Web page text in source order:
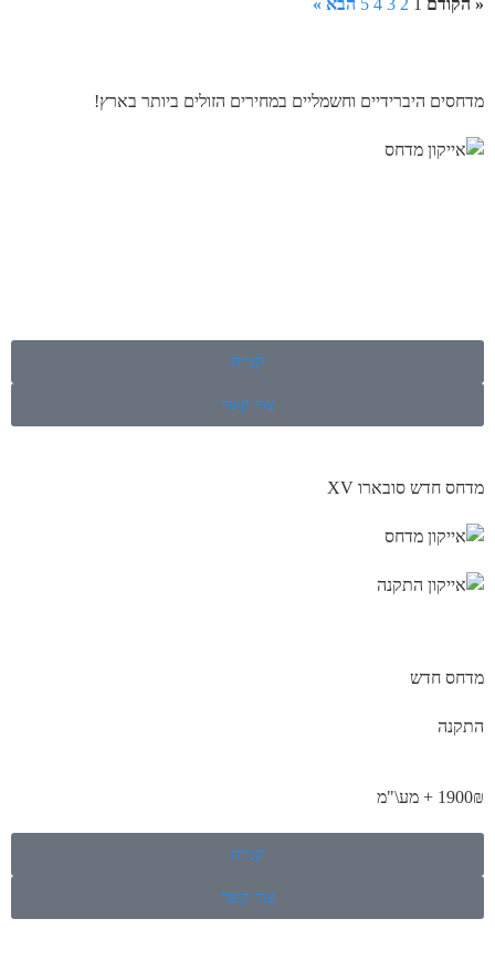
« הקודם 1
3
4
5 הבא »
מדחסים היברידיים וחשמליים במחירים הזולים ביותר בארץ!
קנייה
צור קשר
מדחס חדש סובארו XV
מדחס חדש
התקנה
1900₪ + מע\"מ
קנייה
צור קשר